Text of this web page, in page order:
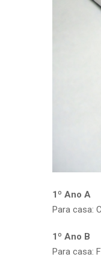
1º Ano A
Para casa:
1º Ano B
Para casa: